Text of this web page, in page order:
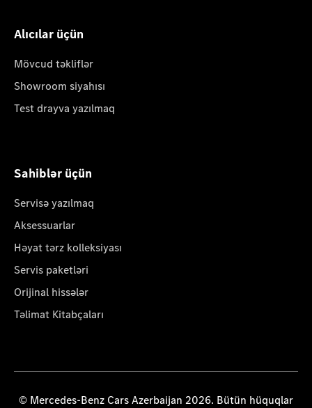
Alıcılar üçün
Mövcud təkliflər
Showroom siyahısı
Test drayva yazılmaq
Sahiblər üçün
Servisə yazılmaq
Aksessuarlar
Həyat tərz kolleksiyası
Servis paketləri
Orijinal hissələr
Təlimat Kitabçaları
© Mercedes-Benz Cars Azerbaijan 2026. Bütün hüquqlar